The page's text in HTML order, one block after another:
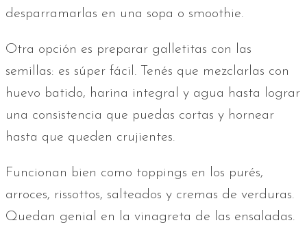
desparramarlas en una sopa o smoothie.
Otra opción es preparar galletitas con las
semillas: es súper fácil. Tenés que mezclarlas con
huevo batido, harina integral y agua hasta lograr
una consistencia que puedas cortas y hornear
hasta que queden crujientes.
Funcionan bien como toppings en los purés,
arroces, rissottos, salteados y cremas de verduras.
Quedan genial en la vinagreta de las ensaladas.